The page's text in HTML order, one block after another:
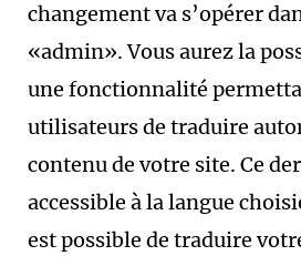
changement va s’opérer
«admin». Vous aurez la
une fonctionnalité
utilisateurs de traduire
contenu de votre site. Ce
accessible à la langue
est possible de traduire